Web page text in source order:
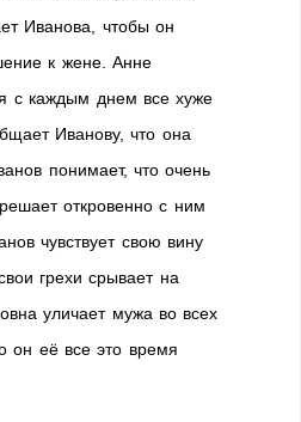
Иванова, чтобы он
к жене. Анне
с каждым днем все хуже
Иванову, что она
понимает, что очень
откровенно с ним
чувствует свою вину
грехи срывает на
уличает мужа во всех
он её все это время